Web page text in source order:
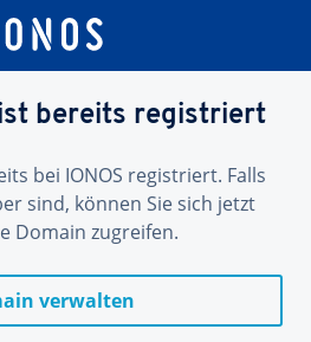
bereits registriert
bei IONOS registriert. Falls
sind, können Sie sich jetzt
Domain zugreifen.
verwalten